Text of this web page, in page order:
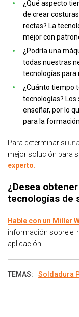
¿Qué aspecto
de crear
rectas? La
mejor con
¿Podría una
todas nuestras
tecnologías para
¿Cuánto tiempo
tecnologías?
enseñar, por lo
para la formación.
Para determinar si una
mejor solución para
experto.
¿Desea
tecnologías de
Hable con un Miller
información sobre el
aplicación.
TEMAS: Soldadura